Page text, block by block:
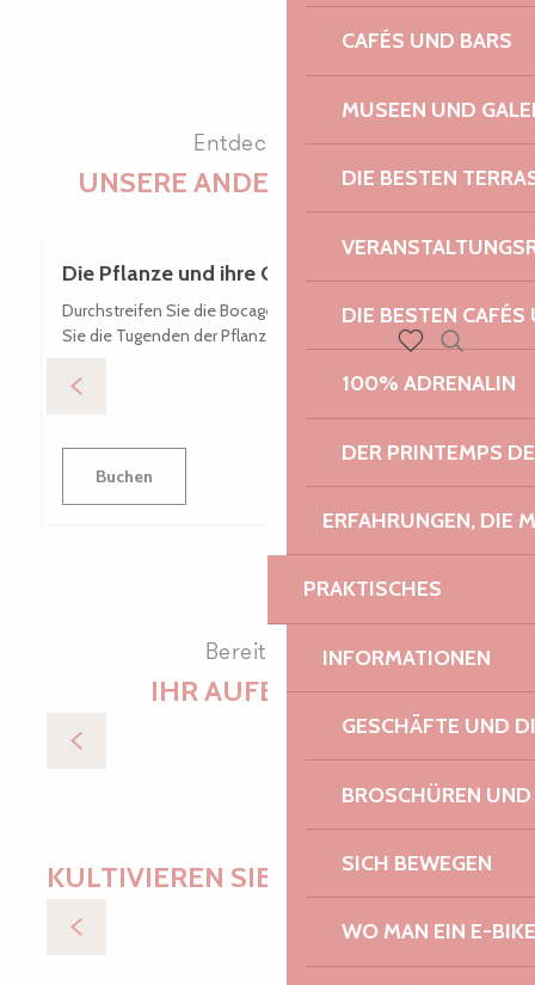
CAFÉS UND BARS
MUSEEN UND
DIE BESTEN
DIE BESTEN
100% ADRENALIN
DER PRINTEMPS
ERFAHRUNGEN, DIE
PRAKTISCHES
INFORMATIONEN
GESCHÄFTE UND
BROSCHÜREN
SICH BEWEGEN
WO MAN EIN E-
Voir les favoris
Suche
Entdecken Sie
UNSERE ANDEREN BESUCHE
Die Pflanze und ihre Geheimnisse
Durchstreifen Sie die Bocage Trégorois und entdecken
Sie die Tugenden der Pflanzenwelt!
Buchen
Bereiten Sie
IHR AUFENTHALT
Übernachtung
KULTIVIEREN SIE IHRE WÜNSCHE
Mit allen Sinnen